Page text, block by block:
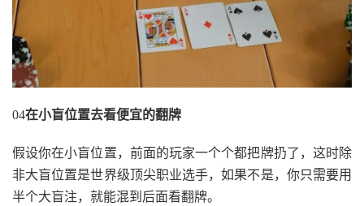
04在小盲位置去看便宜的翻牌
假设你在小盲位置，前面的玩家一个个都把牌扔了，这时除
非大盲位置是世界级顶尖职业选手，如果不是，你只需要用
半个大盲注，就能混到后面看翻牌。